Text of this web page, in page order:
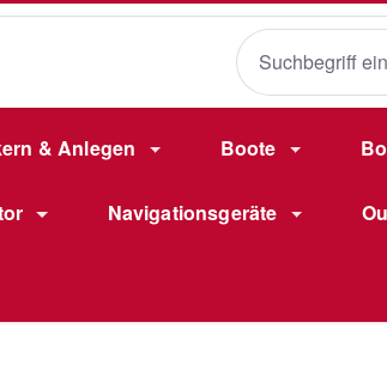
& Anlegen Boote
Navigationsgeräte